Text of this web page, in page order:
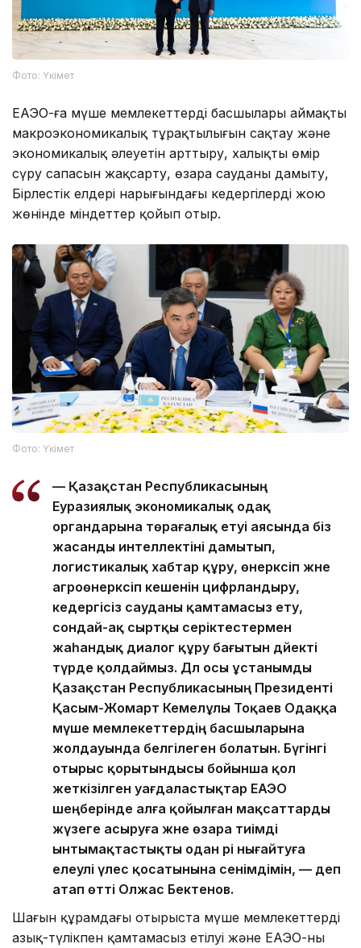
Фото: Үкімет
ЕАЭО-ға мүше мемлекеттердің басшылары аймақтың
макроэкономикалық тұрақтылығын сақтау және
экономикалық әлеуетін арттыру, халықтың өмір
сүру сапасын жақсарту, өзара сауданы дамыту,
Бірлестік елдері нарығындағы кедергілерді жою
жөнінде міндеттер қойып отыр.
Фото: Үкімет
— Қазақстан Республикасының
Еуразиялық экономикалық одақ
органдарына төрағалық етуі аясында біз
жасанды интеллектіні дамытып,
логистикалық хабтар құру, өнеркәсіп және
агроөнеркәсіп кешенін цифрландыру,
кедергісіз сауданы қамтамасыз ету,
сондай-ақ сыртқы серіктестермен
жаһандық диалог құру бағытын дәйекті
түрде қолдаймыз. Дәл осы ұстанымды
Қазақстан Республикасының Президенті
Қасым-Жомарт Кемелұлы Тоқаев Одаққа
мүше мемлекеттердің басшыларына
жолдауында белгілеген болатын. Бүгінгі
отырыс қорытындысы бойынша қол
жеткізілген уағдаластықтар ЕАЭО
шеңберінде алға қойылған мақсаттарды
жүзеге асыруға және өзара тиімді
ынтымақтастықты одан әрі нығайтуға
елеулі үлес қосатынына сенімдімін, — деп
атап өтті Олжас Бектенов.
Шағын құрамдағы отырыста мүше мемлекеттердің
азық-түлікпен қамтамасыз етілуі және ЕАЭО-ның